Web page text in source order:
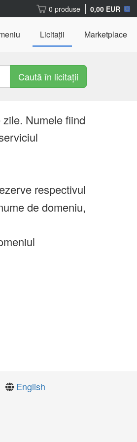
0 produse 0,00 EUR
Licitații Marketplace
Caută în licitații
Numele fiind
respectivul
de domeniu,
English